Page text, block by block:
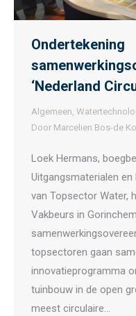
Ondertekening
‘Nederland
Algemeen,
Door Marcelien Bos-de
Loek Hermans,
Uitgangsmaterialen en
van Topsector Water,
Vakbeurs in
topsectoren gaan
innovatieprogramma
tuinbouw in de open
meest circulaire…